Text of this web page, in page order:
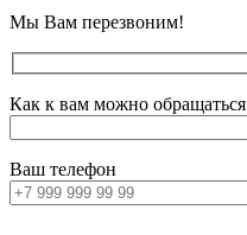
Мы Вам перезвоним!
Как к вам можно обращаться
Ваш телефон